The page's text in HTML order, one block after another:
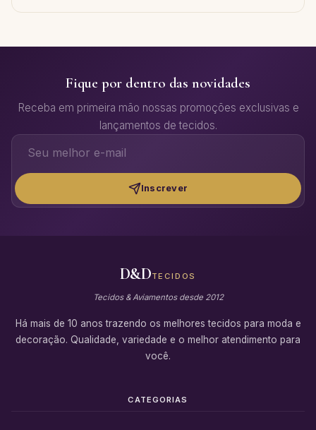
Fique por dentro das novidades
Receba em primeira mão nossas promoções exclusivas e
lançamentos de tecidos.
Inscrever
D&DTECIDOS
Tecidos & Aviamentos desde 2012
Há mais de 10 anos trazendo os melhores tecidos para moda e
decoração. Qualidade, variedade e o melhor atendimento para
você.
CATEGORIAS